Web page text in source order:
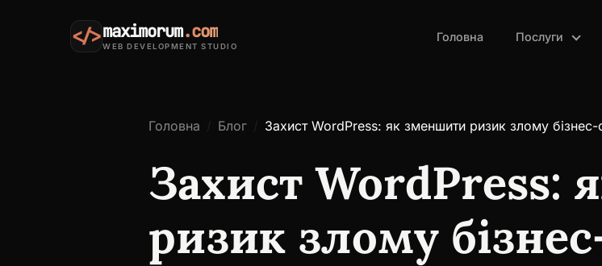
</>maximorum.com
WEB DEVELOPMENT STUDIO
Головна Послуги
Головна Блог Захист WordPress: як зменшити ризик злому бізнес-
Захист WordPress:
ризик злому